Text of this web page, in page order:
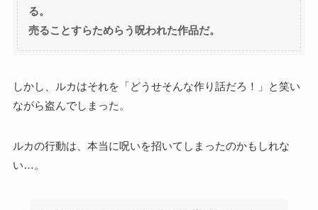
る。
売ることすらためらう呪われた作品だ。
しかし、ルカはそれを「どうせそんな作り話だろ！」と笑い
ながら盗んでしまった。
ルカの行動は、本当に呪いを招いてしまったのかもしれな
い…。